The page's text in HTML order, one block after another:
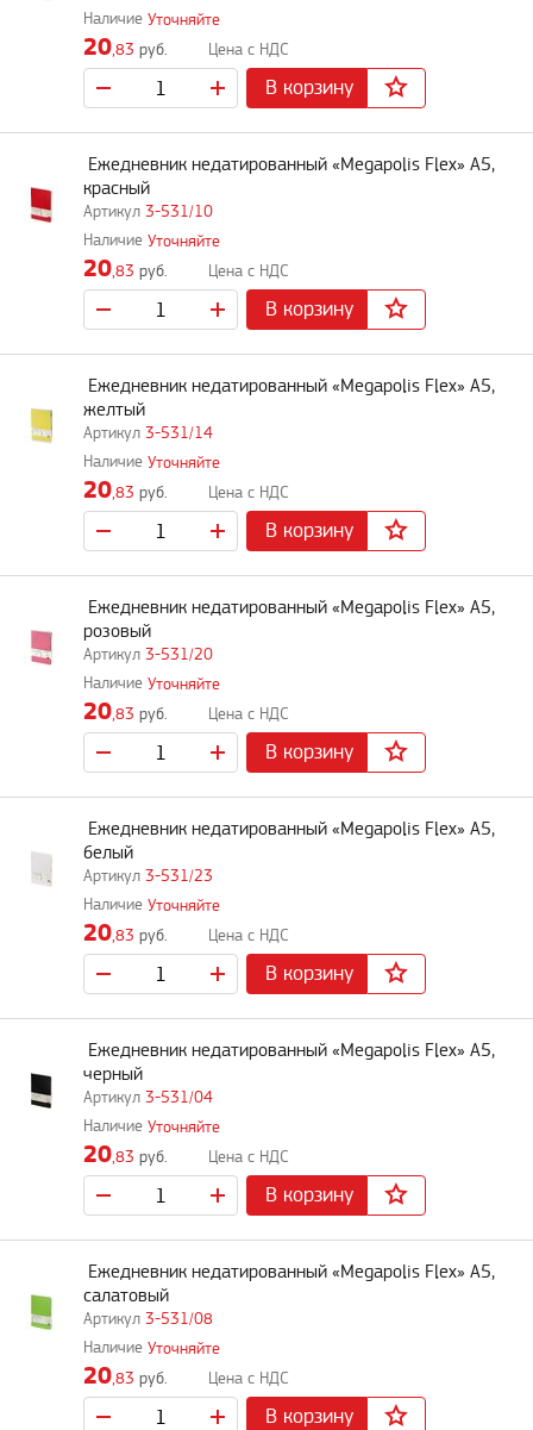
Уточняйте
20,83 руб.
В корзину
3-531/10
Ежедневник недатированный «Megapolis Flex» А5,
красный
Уточняйте
20,83 руб.
В корзину
3-531/14
Ежедневник недатированный «Megapolis Flex» А5,
желтый
Уточняйте
20,83 руб.
В корзину
3-531/20
Ежедневник недатированный «Megapolis Flex» А5,
розовый
Уточняйте
20,83 руб.
В корзину
3-531/23
Ежедневник недатированный «Megapolis Flex» А5,
белый
Уточняйте
20,83 руб.
В корзину
3-531/04
Ежедневник недатированный «Megapolis Flex» А5,
черный
Уточняйте
20,83 руб.
В корзину
3-531/08
Ежедневник недатированный «Megapolis Flex» А5,
салатовый
Уточняйте
20,83 руб.
В корзину